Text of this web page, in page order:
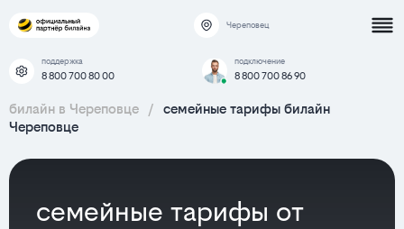
Череповец
поддержка
8 800 700 80 00
подключение
8 800 700 86 90
билайн в Череповце /
семейные тарифы билайн
Череповце
семейные тарифы от